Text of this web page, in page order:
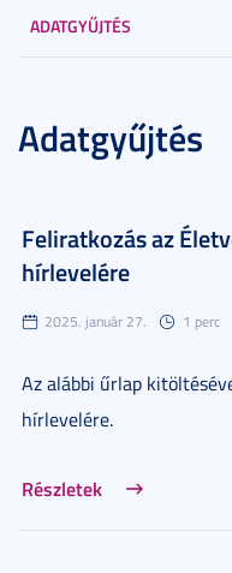
ADATGYŰJTÉS
Adatgyűjtés
Feliratkozás az
hírlevelére
2025. január 27. 1 perc
Az alábbi űrlap
hírlevelére.
Részletek